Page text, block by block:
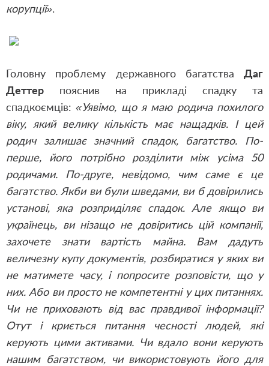
корупції».
Головну проблему державного багатства Даг
Деттер пояснив на прикладі спадку та
спадкоємців:«Уявімо, що я маю родича похилого
віку, який велику кількість має нащадків. І цей
родич залишає значний спадок, багатство. По-
перше, його потрібно розділити між усіма 50
родичами. По-друге, невідомо, чим саме є це
багатство. Якби ви були шведами, ви б довірились
установі, яка розприділяє спадок. Але якщо ви
українець, ви нізащо не довіритись цій компанії,
захочете знати вартість майна. Вам дадуть
величезну купу документів, розбиратися у яких ви
не матимете часу, і попросите розповісти, що у
них. Або ви просто не компетентні у цих питаннях.
Чи не приховають від вас правдивої інформації?
Отут і криється питання чесності людей, які
керують цими активами. Чи вдало вони керують
нашим багатством, чи використовують його для